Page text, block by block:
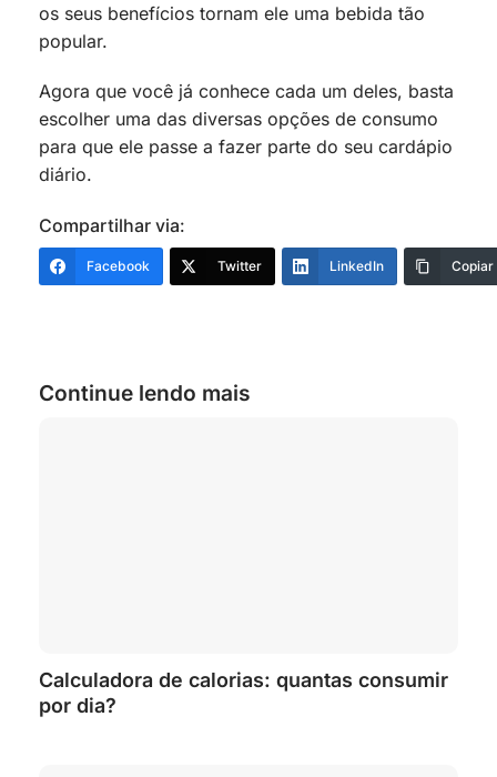
os seus benefícios tornam ele uma bebida tão
popular.
Agora que você já conhece cada um deles, basta
escolher uma das diversas opções de consumo
para que ele passe a fazer parte do seu cardápio
diário.
Compartilhar via:
Facebook Twitter LinkedIn Copiar
Continue lendo mais
Calculadora de calorias: quantas consumir
por dia?